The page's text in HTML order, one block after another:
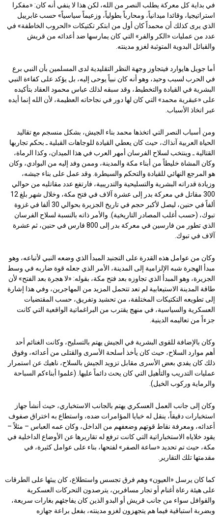
في بداية كل معركة يطلب النصر من الله، لكن هذا لا ينفي أنه كان: «مفكرا
استراتيجيا، وقائدا ميدانياً، ومحارباً بطولياً، وزعيماً سياسياً» حسب غابرييل
الذي يرى كذلك أن محمداً كان أول من ابتكر تكتيكات «الحروب الخاطفة» في
عدد من عمليات «الكر والفر» التي كان يمارسها ضد أعدائه من قريش
والقبائل البدوية المتوثبة لغزو مدينته.
أما جويل هايوارد فيتجاوز وجهة النظر التقليدية لدى المسلمين بأن النبي برع
في الحرب لسبب وحيد، وهو أنه كان نبياً يوحى إليه، بل يؤكد على كفاءة النبي
البشرية في القيادة والتخطيط، وقد سبقه لذلك عباس محمود العقاد بتأكيده
على «عبقرية محمد» التي كان لها دور في نجاحاته العظيمة، لأن الله إنما أيده
عبر اتخاذ الأسباب.
ومن أسباب النصر التي اتخذها محمد بناء الجيش، بشكل منسجم مع تقاليد
الحياة العربية آنذاك، حيث كان يعطي القيادة للوجاهات القبلية ـ بحكم تجاربها
القتالية ـ وينتخب لسلاح الفرسان أمهر العرب في هذا الميدان، وكذا الرماة،
وكان المشاة خليطاً من أبناء مكة والمدينة، وممن وفد إليه من البوادي، وكان
هو المرجع النهائي للقيادة والتحكم والسيطرة. وقد عمل على بناء جيشه،
وزيادة قدراته البشرية والتسليحية والتدريبية، فارتفع عدد مقاتليه من حوالي
300 مقاتل في معركة بدر إلى عشرة آلاف في فتح مكة، وخلال شهر بلغ 12
ألفاً في حنين، ليصل لأكبر حجم في تاريخ الجزيرة بحوالي 30 ألفا في غزوة
تبوك، (حسب أغلب المصادر التاريخية). والأمر ذاته بالنسبة لسلاح الفرسان
الذي تطور من فارسين في معركة بدر إلى 800 فارس في حنين، ثم عشرة
آلاف في تبوك.
وكان من عوامل هذه القدرة على التجنيد المبدأ الذي وضعه النبي لأتباعه، وهو
مبدأ الهجرة شبه الإلزامية إلى المدينة، الأمر الذي جعله قوة ضاربه في وسط
الجزيرة، وهو المبدأ الذي تجاوزه بعد فتح مكة، بقوله: «لا هجرة بعد الفتح» لأن
طاقة المدينة الاستيعابية لم تعد تتحمل المزيد من المهاجرين، وفي هذا إشارة
إلى تطويعه التكتيكات المختلفة، من تحشيد وتفريق، حسب المقتضيات
العسكرية والسياسية، في منهج يقترب من البراغماتية الواقعية التي كانت
جزءاً من تعاليمه الدينية.
وكان بالإضافة للقوى البشرية في الجيش يهتم بالتسليح، وكانت الغنائم أحد
أهم موارد السلاح، حيث كان يأخذ أسلحة الأسرى والقتلى من أعدائه، وفوق
ذلك كان يفدي بعض الأسرى مقابل تزويد الجيش بالسلاح، ناهيك عن استمرار
عمليات التدريب والتأهيل التي كان يحث دائماً عليها. (علموا أبناءكم السباحة
والرماية وركوب الخيل).
وكان إلى جانب العمل العسكري يهتم بالجانب الاستخباري، حيث أنشأ جهاز
استخبارات دقيقاً، ينقل له خبايا المؤامرات ضده، واستطاع به اختراق صفوف
أعدائه، ومعرفة نقاط قوتهم وضعفهم من الداخل، وكان عمه العباس – مثلاً –
يقود خلاياه الاستخباراتية التي كانت ترفع له تقاريرها عن الأوضاع الداخلية في
مكة، حيث تم تحديد «ساعة الصفر» لفتحها، بناء على عوامل كثيرة، في
مقدمتها تلك التقارير.
كما كان يرسل «العيون» وهم فرق تجسس واستطلاع، كان يبثها على الطرقات
على هيئة رعاة أغنام أو تجار مسافرين، يترصدون التحركات العسكرية
والقوافل سواء من جانب قريش أو البدو الذين كان يفاجئهم بغارات سريعة،
وبضربة استباقية فيما هم يتجهزون لغزو مدينته، بفعل براعة جهازه